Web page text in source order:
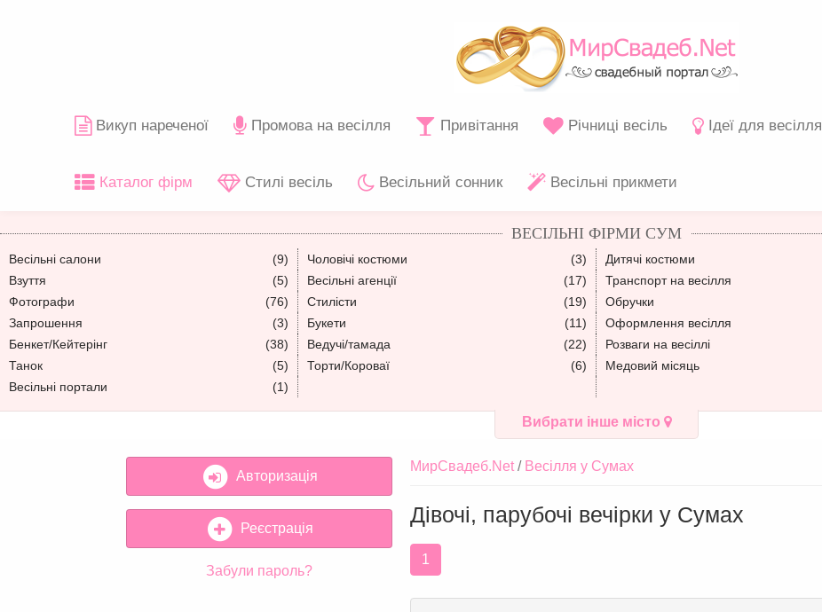
Викуп нареченої Промова на весілля Привітання Річниці весіль Ідеї для весілля
Каталог фірм Стилі весіль Весільний сонник Весільні прикмети
ВЕСІЛЬНІ ФІРМИ СУМ
Весільні салони (9) Чоловічі костюми (3) Дитячі костюми
Взуття
(5) Весільні агенції (17) Транспорт на весілля
Фотографи
(76) Стилісти (19) Обручки
Запрошення
(3) Букети (11) Оформлення весілля
Бенкет/Кейтерінг
(38) Ведучі/тамада (22) Розваги на весіллі
Танок
(5) Торти/Короваї (6) Медовий місяць
Весільні портали
(1)
Вибрати інше місто
МирСвадеб.Net Весілля у Сумах
Дівочі, парубочі вечірки у Сумах
1
Авторизація
Реєстрація
Забули пароль?